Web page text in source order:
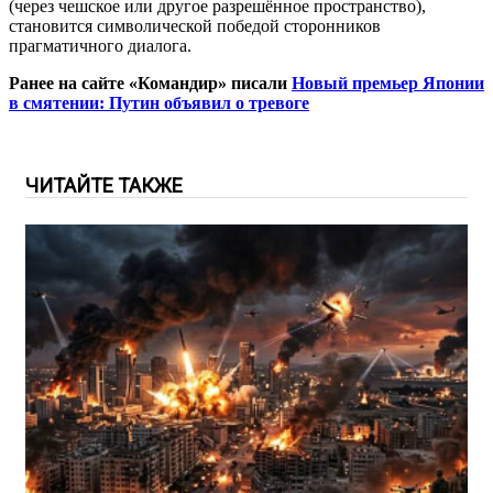
(через чешское или другое разрешённое пространство),
становится символической победой сторонников
прагматичного диалога.
Ранее на сайте «Командир» писали Новый премьер Японии
в смятении: Путин объявил о тревоге
ЧИТАЙТЕ ТАКЖЕ